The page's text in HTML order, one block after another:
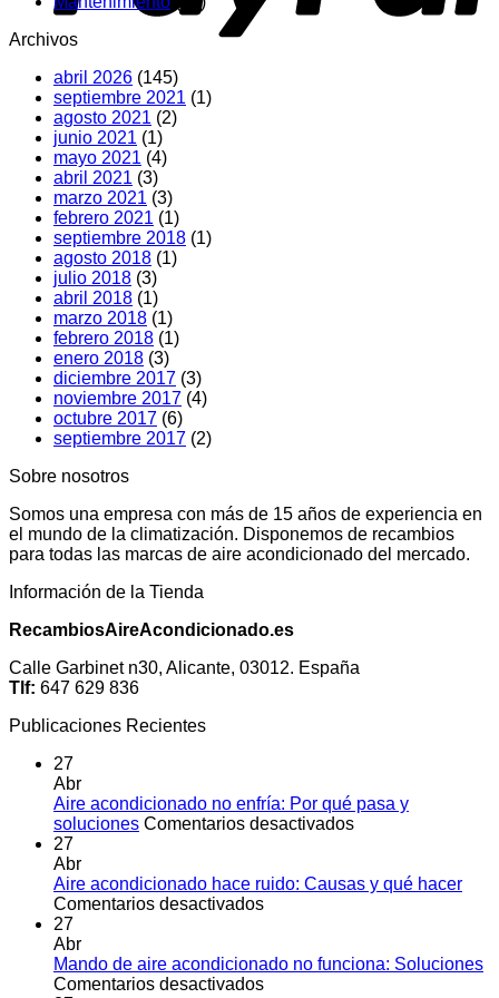
qué
Archivos
abril 2026 (145)
septiembre 2021 (1)
agosto 2021 (2)
junio 2021 (1)
mayo 2021 (4)
abril 2021 (3)
marzo 2021 (3)
febrero 2021 (1)
septiembre 2018 (1)
agosto 2018 (1)
julio 2018 (3)
abril 2018 (1)
marzo 2018 (1)
febrero 2018 (1)
enero 2018 (3)
diciembre 2017 (3)
noviembre 2017 (4)
octubre 2017 (6)
septiembre 2017 (2)
Sobre nosotros
Somos una empresa con más de 15 años de experiencia en
el mundo de la climatización. Disponemos de recambios
para todas las marcas de aire acondicionado del mercado.
Información de la Tienda
RecambiosAireAcondicionado.es
Calle Garbinet n30, Alicante, 03012. España
Tlf: 647 629 836
Publicaciones Recientes
27
Abr
Aire acondicionado no enfría: Por qué pasa y
soluciones Comentarios desactivadosen
no
pasa
27
Abr
Aire acondicionado hace ruido: Causas y qué hacer
Comentarios desactivadosen
hace
ruido:
27
Abr
Mando de aire acondicionado no funciona: Soluciones
Comentarios desactivadosen